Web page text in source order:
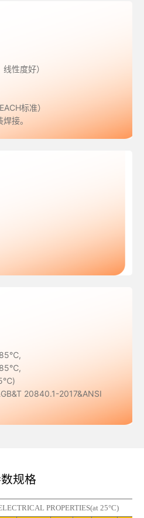
性度好）
标准）
接。
20840.1-2017&ANSI
规格
PROPERTIES(at 25°C)